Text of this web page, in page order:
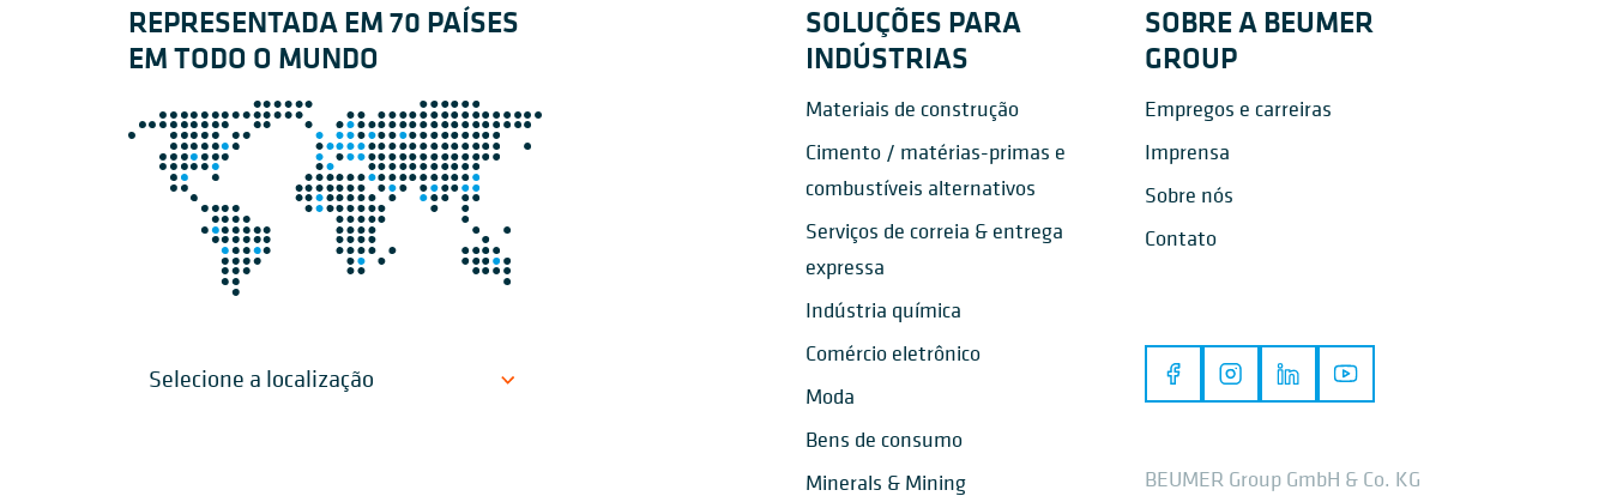
REPRESENTADA EM 70 PAÍSES
EM TODO O MUNDO
Selecione a localização
SOLUÇÕES PARA
INDÚSTRIAS
Materiais de construção
Cimento / matérias-primas e
combustíveis alternativos
Serviços de correia & entrega
expressa
Indústria química
Comércio eletrônico
Moda
Bens de consumo
Minerals & Mining
SOBRE A BEUMER
GROUP
Empregos e carreiras
Imprensa
Sobre nós
Contato
BEUMER Group GmbH & Co. KG